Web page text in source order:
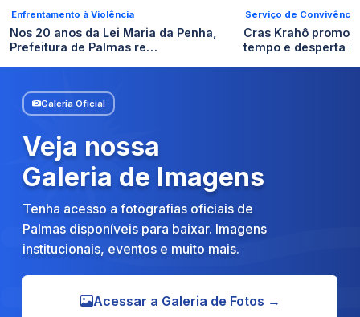
Enfrentamento à Violência
Nos 20 anos da Lei Maria da Penha,
Prefeitura de Palmas re…
Serviço de Convivência
Cras Krahô
tempo e desperta
Galeria Oficial
Veja nossa
Galeria de Imagens
Tenha acesso a fotografias oficiais de
Palmas disponíveis para baixar. Imagens
institucionais, eventos e muito mais.
Acessar a Galeria de Fotos →